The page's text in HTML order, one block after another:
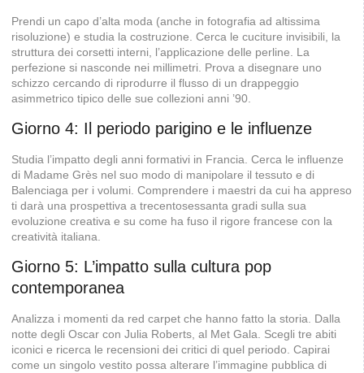
Prendi un capo d’alta moda (anche in fotografia ad altissima
risoluzione) e studia la costruzione. Cerca le cuciture invisibili, la
struttura dei corsetti interni, l’applicazione delle perline. La
perfezione si nasconde nei millimetri. Prova a disegnare uno
schizzo cercando di riprodurre il flusso di un drappeggio
asimmetrico tipico delle sue collezioni anni ’90.
Giorno 4: Il periodo parigino e le influenze
Studia l’impatto degli anni formativi in Francia. Cerca le influenze
di Madame Grès nel suo modo di manipolare il tessuto e di
Balenciaga per i volumi. Comprendere i maestri da cui ha appreso
ti darà una prospettiva a trecentosessanta gradi sulla sua
evoluzione creativa e su come ha fuso il rigore francese con la
creatività italiana.
Giorno 5: L’impatto sulla cultura pop
contemporanea
Analizza i momenti da red carpet che hanno fatto la storia. Dalla
notte degli Oscar con Julia Roberts, al Met Gala. Scegli tre abiti
iconici e ricerca le recensioni dei critici di quel periodo. Capirai
come un singolo vestito possa alterare l’immagine pubblica di